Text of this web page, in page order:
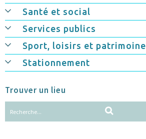
Santé et social
Services publics
Sport, loisirs et patrimoine
Stationnement
Trouver un lieu